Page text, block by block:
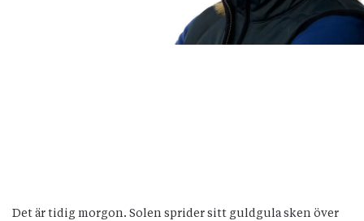
Det är tidig morgon. Solen sprider sitt guldgula sken över